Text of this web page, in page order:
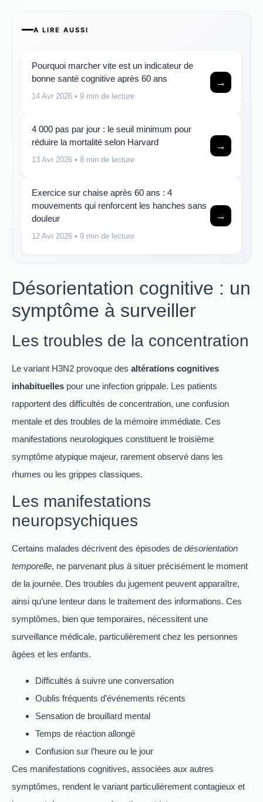
A LIRE AUSSI
Pourquoi marcher vite est un indicateur de
bonne santé cognitive après 60 ans
14 Avr 2026 • 9 min de lecture
→
4 000 pas par jour : le seuil minimum pour
réduire la mortalité selon Harvard
13 Avr 2026 • 8 min de lecture
→
Exercice sur chaise après 60 ans : 4
mouvements qui renforcent les hanches sans
douleur
12 Avr 2026 • 9 min de lecture
→
Désorientation cognitive : un
symptôme à surveiller
Les troubles de la concentration
Le variant H3N2 provoque des altérations cognitives
inhabituelles pour une infection grippale. Les patients
rapportent des difficultés de concentration, une confusion
mentale et des troubles de la mémoire immédiate. Ces
manifestations neurologiques constituent le troisième
symptôme atypique majeur, rarement observé dans les
rhumes ou les grippes classiques.
Les manifestations
neuropsychiques
Certains malades décrivent des épisodes de désorientation
temporelle, ne parvenant plus à situer précisément le moment
de la journée. Des troubles du jugement peuvent apparaître,
ainsi qu’une lenteur dans le traitement des informations. Ces
symptômes, bien que temporaires, nécessitent une
surveillance médicale, particulièrement chez les personnes
âgées et les enfants.
Difficultés à suivre une conversation
Oublis fréquents d’événements récents
Sensation de brouillard mental
Temps de réaction allongé
Confusion sur l’heure ou le jour
Ces manifestations cognitives, associées aux autres
symptômes, rendent le variant particulièrement contagieux et